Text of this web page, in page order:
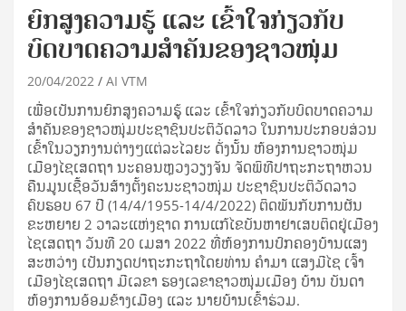
ຍົກສູງຄວາມຮູ້ ແລະ ເຂົ້າໃຈກ່ຽວກັບ
ບົດບາດຄວາມສຳຄັນຂອງຊາວໜຸ່ມ
20/04/2022 AI VTM
ເພື່ອເປັນການຍົກສູງຄວາມຮູ້ ແລະ ເຂົ້າໃຈກ່ຽວກັບບົດບາດຄວາມ
ສຳຄັນຂອງຊາວໜຸ່ມປະຊາຊົນປະຕິວັດລາວ ໃນການປະກອບສ່ວນ
ເຂົ້າໃນວຽກງານຕ່າງໆແຕ່ລະໄລຍະ ດັ່ງນັ້ນ ຫ້ອງການຊາວໜຸ່ມ
ເມືອງໄຊເສດຖາ ນະຄອນຫຼວງວຽງຈັນ ຈັດພິທີປາຖະກະຖາຫວນ
ຄືນມູນເຊື້ອວັນສ້າງຕັ້ງຄະນະຊາວໜຸ່ມ ປະຊາຊົນປະຕິວັດລາວ
ຄົບຮອບ 67 ປີ (14/4/1955-14/4/2022) ຕິດພັນກັບການຜັນ
ຂະຫຍາຍ 2 ວາລະແຫ່ງຊາດ ການແກ້ໄຂບັນຫາຢາເສບຕິດຢູ່ເມືອງ
ໄຊເສດຖາ ວັນທີ 20 ເມສາ 2022 ທີ່ຫ້ອງການປົກຄອງບ້ານແສງ
ສະຫວ່າງ ເປັນກຽດປາຖະກະຖາໂດຍທ່ານ ຄຳມາ ແສງມີໄຊ ເຈົ້າ
ເມືອງໄຊເສດຖາ ມີເລຂາ ຮອງເລຂາຊາວໜຸ່ມເມືອງ ບ້ານ ບັນດາ
ຫ້ອງການອ້ອມຂ້າງເມືອງ ແລະ ນາຍບ້ານເຂົ້າຮ່ວມ.